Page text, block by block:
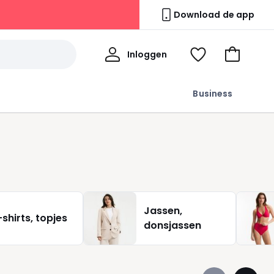
Download de app
Business
Inloggen
Mijn
Kijk
Naar
topjes
Jassen,
donsjassen